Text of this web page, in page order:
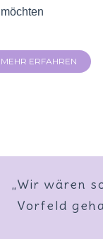
möchten
MEHR ERFAHREN
„Wir wären
Vorfeld
„Mein
„Unsere
„Dank
„Mit neuem
Kindes
„Das größte
„Annika hat